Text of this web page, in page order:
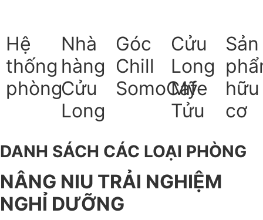
Hệ
thống
phòng
Nhà
hàng
Cửu
Long
Góc
Chill
SomoCafe
Cửu
Long
Mỹ
Tửu
Sản
hữu
cơ
DANH SÁCH CÁC LOẠI PHÒNG
NÂNG NIU TRẢI NGHIỆM
NGHỈ DƯỠNG